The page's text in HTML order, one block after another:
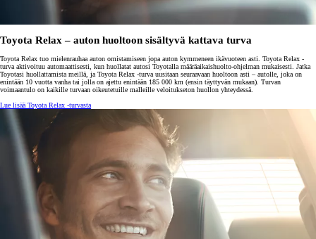
Toyota Relax – auton huoltoon sisältyvä kattava turva
Toyota Relax tuo mielenrauhaa auton omistamiseen jopa auton kymmeneen ikävuoteen asti. Toyota Relax -
turva aktivoituu automaattisesti, kun huollatat autosi Toyotalla määräaikaishuolto-ohjelman mukaisesti. Jatka
Toyotasi huollattamista meillä, ja Toyota Relax -turva uusitaan seuraavaan huoltoon asti – autolle, joka on
enintään 10 vuotta vanha tai jolla on ajettu enintään 185 000 km (ensin täyttyvän mukaan). Turvan
voimaantulo on kaikille turvaan oikeutetuille malleille veloitukseton huollon yhteydessä.
Lue lisää Toyota Relax -turvasta